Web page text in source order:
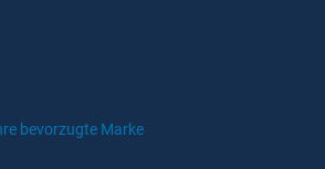
bevorzugte Marke